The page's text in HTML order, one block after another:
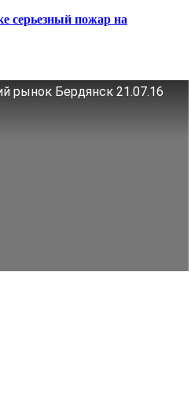
серьезный пожар на
рынок Бердянск 21.07.16